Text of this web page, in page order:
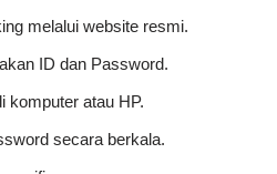
melalui website resmi.
ID dan Password.
komputer atau HP.
secara berkala.